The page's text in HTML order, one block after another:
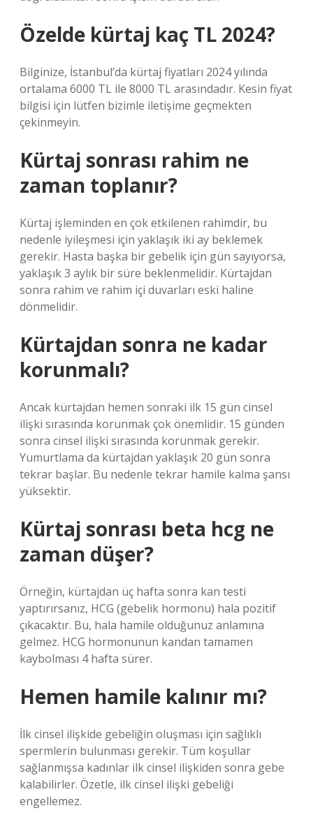
Özelde kürtaj kaç TL 2024?
Bilginize, İstanbul’da kürtaj fiyatları 2024 yılında
ortalama 6000 TL ile 8000 TL arasındadır. Kesin fiyat
bilgisi için lütfen bizimle iletişime geçmekten
çekinmeyin.
Kürtaj sonrası rahim ne
zaman toplanır?
Kürtaj işleminden en çok etkilenen rahimdir, bu
nedenle iyileşmesi için yaklaşık iki ay beklemek
gerekir. Hasta başka bir gebelik için gün sayıyorsa,
yaklaşık 3 aylık bir süre beklenmelidir. Kürtajdan
sonra rahim ve rahim içi duvarları eski haline
dönmelidir.
Kürtajdan sonra ne kadar
korunmalı?
Ancak kürtajdan hemen sonraki ilk 15 gün cinsel
ilişki sırasında korunmak çok önemlidir. 15 günden
sonra cinsel ilişki sırasında korunmak gerekir.
Yumurtlama da kürtajdan yaklaşık 20 gün sonra
tekrar başlar. Bu nedenle tekrar hamile kalma şansı
yüksektir.
Kürtaj sonrası beta hcg ne
zaman düşer?
Örneğin, kürtajdan üç hafta sonra kan testi
yaptırırsanız, HCG (gebelik hormonu) hala pozitif
çıkacaktır. Bu, hala hamile olduğunuz anlamına
gelmez. HCG hormonunun kandan tamamen
kaybolması 4 hafta sürer.
Hemen hamile kalınır mı?
İlk cinsel ilişkide gebeliğin oluşması için sağlıklı
spermlerin bulunması gerekir. Tüm koşullar
sağlanmışsa kadınlar ilk cinsel ilişkiden sonra gebe
kalabilirler. Özetle, ilk cinsel ilişki gebeliği
engellemez.